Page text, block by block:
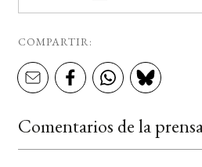
COMPARTIR:
Comentarios de la